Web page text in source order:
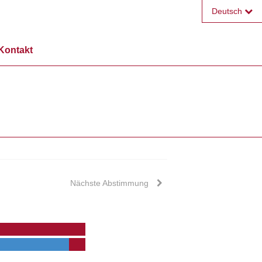
Deutsch
Nächste Abstimmung